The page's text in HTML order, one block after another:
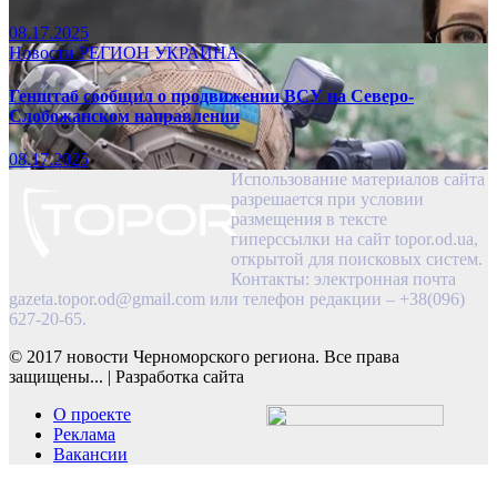
08.17.2025
НовостиРЕГИОНУКРАИНА
Генштаб сообщил о продвижении ВСУ на Северо-
Слобожанском направлении
08.17.2025
Использование материалов сайта
разрешается при условии
размещения в тексте
гиперссылки на сайт topor.od.ua,
открытой для поисковых систем.
Контакты: электронная почта
gazeta.topor.od@gmail.com или телефон редакции – +38(096)
627-20-65.
© 2017 новости Черноморского региона. Все права
защищены... | Разработка сайта
О проекте
Реклама
Вакансии